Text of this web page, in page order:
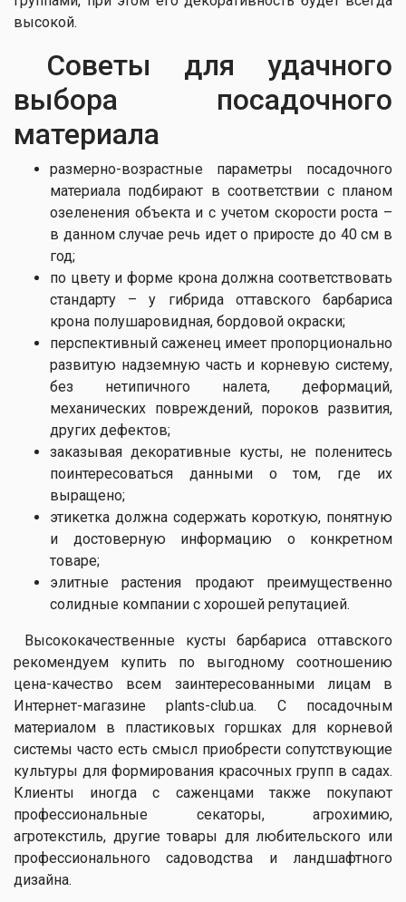
высокой.
Советы для удачного
выбора посадочного
материала
размерно-возрастные параметры посадочного
материала подбирают в соответствии с планом
озеленения объекта и с учетом скорости роста –
в данном случае речь идет о приросте до 40 см в
год;
по цвету и форме крона должна соответствовать
стандарту – у гибрида оттавского барбариса
крона полушаровидная, бордовой окраски;
перспективный саженец имеет пропорционально
развитую надземную часть и корневую систему,
без нетипичного налета, деформаций,
механических повреждений, пороков развития,
других дефектов;
заказывая декоративные кусты, не поленитесь
поинтересоваться данными о том, где их
выращено;
этикетка должна содержать короткую, понятную
и достоверную информацию о конкретном
товаре;
элитные растения продают преимущественно
солидные компании с хорошей репутацией.
Высококачественные кусты барбариса оттавского
рекомендуем купить по выгодному соотношению
цена-качество всем заинтересованными лицам в
Интернет-магазине plants-club.ua. С посадочным
материалом в пластиковых горшках для корневой
системы часто есть смысл приобрести сопутствующие
культуры для формирования красочных групп в садах.
Клиенты иногда с саженцами также покупают
профессиональные секаторы, агрохимию,
агротекстиль, другие товары для любительского или
профессионального садоводства и ландшафтного
дизайна.